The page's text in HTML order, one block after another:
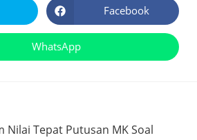
Facebook
WhatsApp
Nilai Tepat Putusan MK Soal